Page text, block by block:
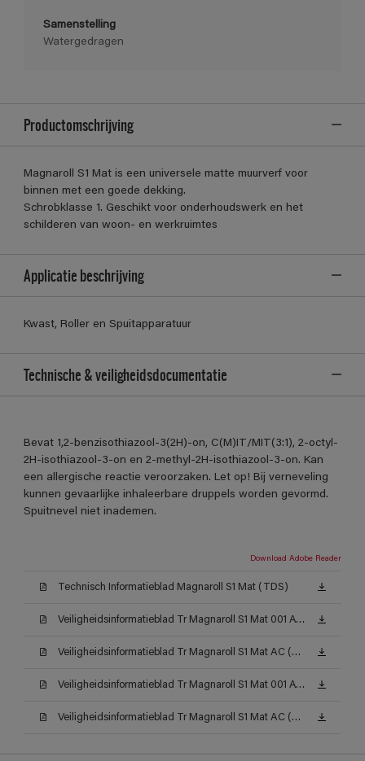
Samenstelling
Watergedragen
Productomschrijving
Magnaroll S1 Mat is een universele matte muurverf voor
binnen met een goede dekking.
Schrobklasse 1. Geschikt voor onderhoudswerk en het
schilderen van woon- en werkruimtes
Applicatie beschrijving
Kwast, Roller en Spuitapparatuur
Technische & veiligheidsdocumentatie
Bevat 1,2-benzisothiazool-3(2H)-on, C(M)IT/MIT(3:1), 2-octyl-
2H-isothiazool-3-on en 2-methyl-2H-isothiazool-3-on. Kan
een allergische reactie veroorzaken. Let op! Bij verneveling
kunnen gevaarlijke inhaleerbare druppels worden gevormd.
Spuitnevel niet inademen.
Download Adobe Reader
Technisch Informatieblad Magnaroll S1 Mat (TDS)
Veiligheidsinformatieblad Tr Magnaroll S1 Mat 001 AW (MSDS)
Veiligheidsinformatieblad Tr Magnaroll S1 Mat AC (MSDS)
Veiligheidsinformatieblad Tr Magnaroll S1 Mat 001 AW (MSDS)
Veiligheidsinformatieblad Tr Magnaroll S1 Mat AC (MSDS)